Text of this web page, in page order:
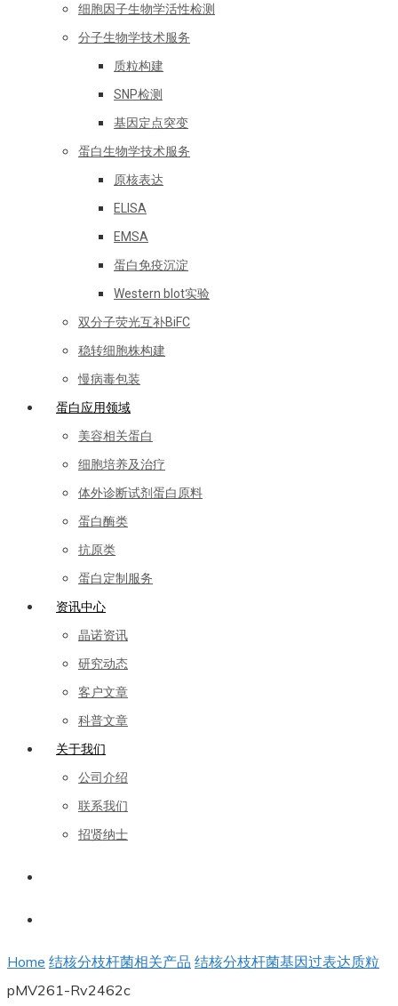
细胞因子生物学活性检测
分子生物学技术服务
质粒构建
SNP检测
基因定点突变
蛋白生物学技术服务
原核表达
ELISA
EMSA
蛋白免疫沉淀
Western blot实验
双分子荧光互补BiFC
稳转细胞株构建
慢病毒包装
蛋白应用领域
美容相关蛋白
细胞培养及治疗
体外诊断试剂蛋白原料
蛋白酶类
抗原类
蛋白定制服务
资讯中心
晶诺资讯
研究动态
客户文章
科普文章
关于我们
公司介绍
联系我们
招贤纳士
Home 结核分枝杆菌相关产品 结核分枝杆菌基因过表达质粒
pMV261-Rv2462c